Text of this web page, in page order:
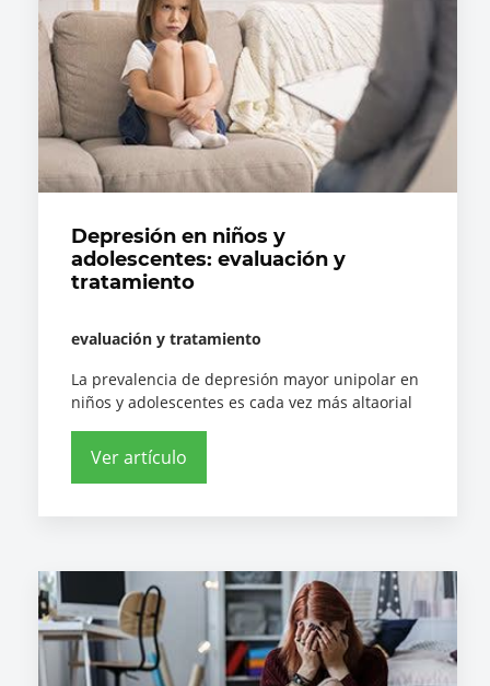
Depresión en niños y
adolescentes: evaluación y
tratamiento
evaluación y tratamiento
La prevalencia de depresión mayor unipolar en
niños y adolescentes es cada vez más altaorial
Ver artículo